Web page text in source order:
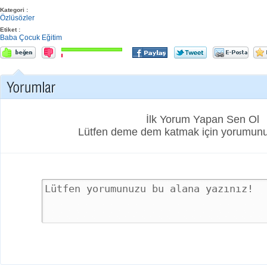
Kategori :
Özlüsözler
Etiket :
Baba Çocuk Eğitim
İlk Yorum Yapan Sen Ol
Lütfen deme dem katmak için